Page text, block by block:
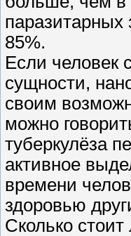
паразитарных
85%.
Если человек
сущности,
своим
можно
туберкулёза
активное
времени
здоровью
Сколько